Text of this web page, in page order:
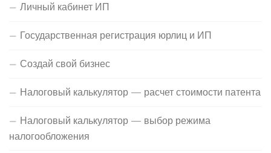
Личный кабинет ИП
Государственная регистрация юрлиц и ИП
Создай свой бизнес
Налоговый калькулятор — расчет стоимости патента
Налоговый калькулятор — выбор режима
налогообложения